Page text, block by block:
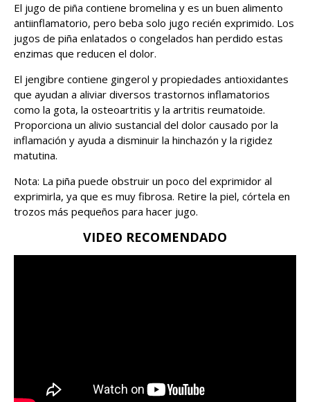
El jugo de piña contiene bromelina y es un buen alimento
antiinflamatorio, pero beba solo jugo recién exprimido. Los
jugos de piña enlatados o congelados han perdido estas
enzimas que reducen el dolor.
El jengibre contiene gingerol y propiedades antioxidantes
que ayudan a aliviar diversos trastornos inflamatorios
como la gota, la osteoartritis y la artritis reumatoide.
Proporciona un alivio sustancial del dolor causado por la
inflamación y ayuda a disminuir la hinchazón y la rigidez
matutina.
Nota: La piña puede obstruir un poco del exprimidor al
exprimirla, ya que es muy fibrosa. Retire la piel, córtela en
trozos más pequeños para hacer jugo.
VIDEO RECOMENDADO